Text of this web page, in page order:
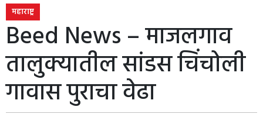
महाराष्ट्र
Beed News – माजलगाव
तालुक्यातील सांडस चिंचोली
गावास पुराचा वेढा